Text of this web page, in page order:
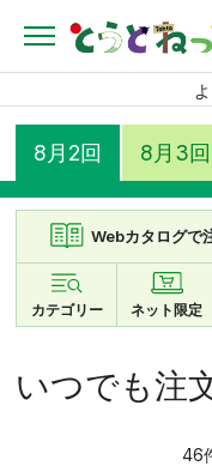
8月2回 8月3回
Webカタログで
カテゴリー ネット限定
いつでも注文
46